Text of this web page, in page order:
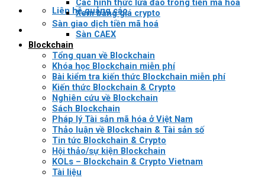
Liên hệ quảng cáo
Các hình thức lừa đảo trong tiền mã hóa
Xem bảng giá crypto
Sàn giao dịch tiền mã hoá
Sàn CAEX
Blockchain
Tổng quan về Blockchain
Khóa học Blockchain miễn phí
Bài kiểm tra kiến thức Blockchain miễn phí
Kiến thức Blockchain & Crypto
Nghiên cứu về Blockchain
Sách Blockchain
Pháp lý Tài sản mã hóa ở Việt Nam
Thảo luận về Blockchain & Tài sản số
Tin tức Blockchain & Crypto
Hội thảo/sự kiện Blockchain
KOLs – Blockchain & Crypto Vietnam
Tài liệu